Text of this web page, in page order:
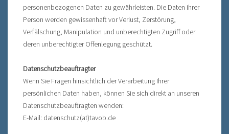
personenbezogenen Daten zu gewährleisten. Die Daten ihrer
Person werden gewissenhaft vor Verlust, Zerstörung,
Verfälschung, Manipulation und unberechtigten Zugriff oder
deren unberechtigter Offenlegung geschützt.
Datenschutzbeauftragter
Wenn Sie Fragen hinsichtlich der Verarbeitung Ihrer
persönlichen Daten haben, können Sie sich direkt an unseren
Datenschutzbeauftragten wenden:
E-Mail: datenschutz(at)tavob.de